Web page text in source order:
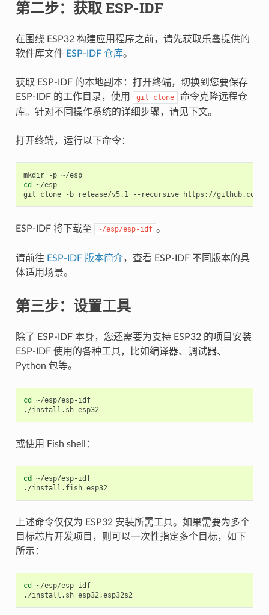
第二步：获取 ESP-IDF
在围绕 ESP32 构建应用程序之前，请先获取乐鑫提供的
软件库文件 ESP-IDF 仓库。
获取 ESP-IDF 的本地副本：打开终端，切换到您要保存
ESP-IDF 的工作目录，使用
git clone
命令克隆远程仓
库。针对不同操作系统的详细步骤，请见下文。
打开终端，运行以下命令：
mkdir -p ~/esp
cd
~/esp
ESP-IDF 将下载至 ~/esp/esp-idf 。
请前往 ESP-IDF 版本简介，查看 ESP-IDF 不同版本的具
体适用场景。
第三步：设置工具
除了 ESP-IDF 本身，您还需要为支持 ESP32 的项目安装
ESP-IDF 使用的各种工具，比如编译器、调试器、
Python 包等。
cd
~/esp/esp-idf
./install.sh esp32
或使用 Fish shell：
cd
~/esp/esp-idf
./install.fish esp32
上述命令仅仅为 ESP32 安装所需工具。如果需要为多个
目标芯片开发项目，则可以一次性指定多个目标，如下
所示：
cd
~/esp/esp-idf
./install.sh esp32,esp32s2